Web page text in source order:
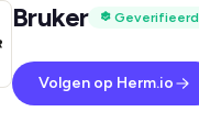
Bruker Geverifieerd
Volgen op Herm.io